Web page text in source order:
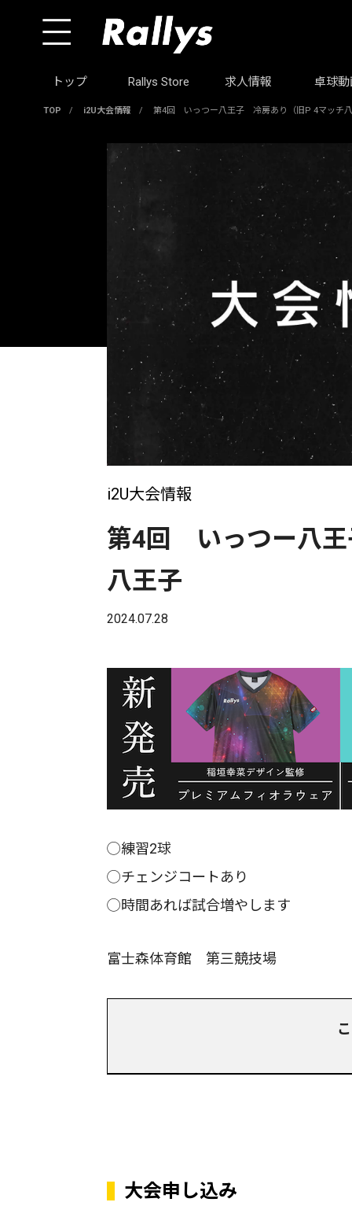
トップ Rallys Store 求人情報 卓球動
TOP / i2U大会情報 / 第4回 いっつー八王子 冷房あり（旧P 4マッチ
i2U大会情報
第4回 いっつー八
八王子
2024.07.28
◯練習2球
◯チェンジコートあり
◯時間あれば試合増やします
富士森体育館 第三競技場
大会申し込み